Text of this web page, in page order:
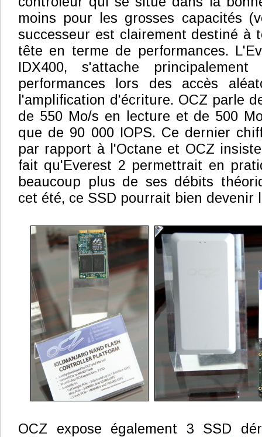
moins pour les grosses capacités
successeur est clairement destiné à
tête en terme de performances.
IDX400, s'attache
performances lors des accès
l'amplification d'écriture. OCZ parle
de 550 Mo/s en lecture et de 500
que de 90 000 IOPS. Ce dernier
par rapport à l'Octane et OCZ
fait qu'Everest 2 permettrait en
beaucoup plus de ses débits
cet été, ce SSD pourrait bien devenir
OCZ expose également 3 SSD